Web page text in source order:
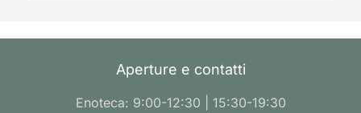
Aperture e contatti
Enoteca: 9:00-12:30 | 15:30-19:30